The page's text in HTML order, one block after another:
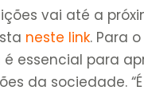
vai até a
neste link. Para
é essencial para
da sociedade.